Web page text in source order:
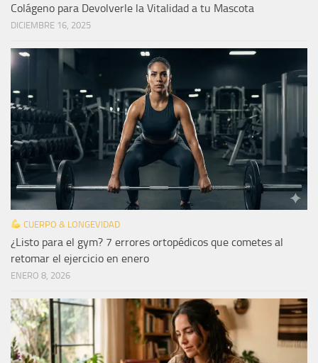
Colágeno para Devolverle la Vitalidad a tu Mascota
DICIEMBRE 16, 2025
CUERPO & LONGEVIDAD
¿Listo para el gym? 7 errores ortopédicos que cometes al
retomar el ejercicio en enero
ENERO 8, 2026